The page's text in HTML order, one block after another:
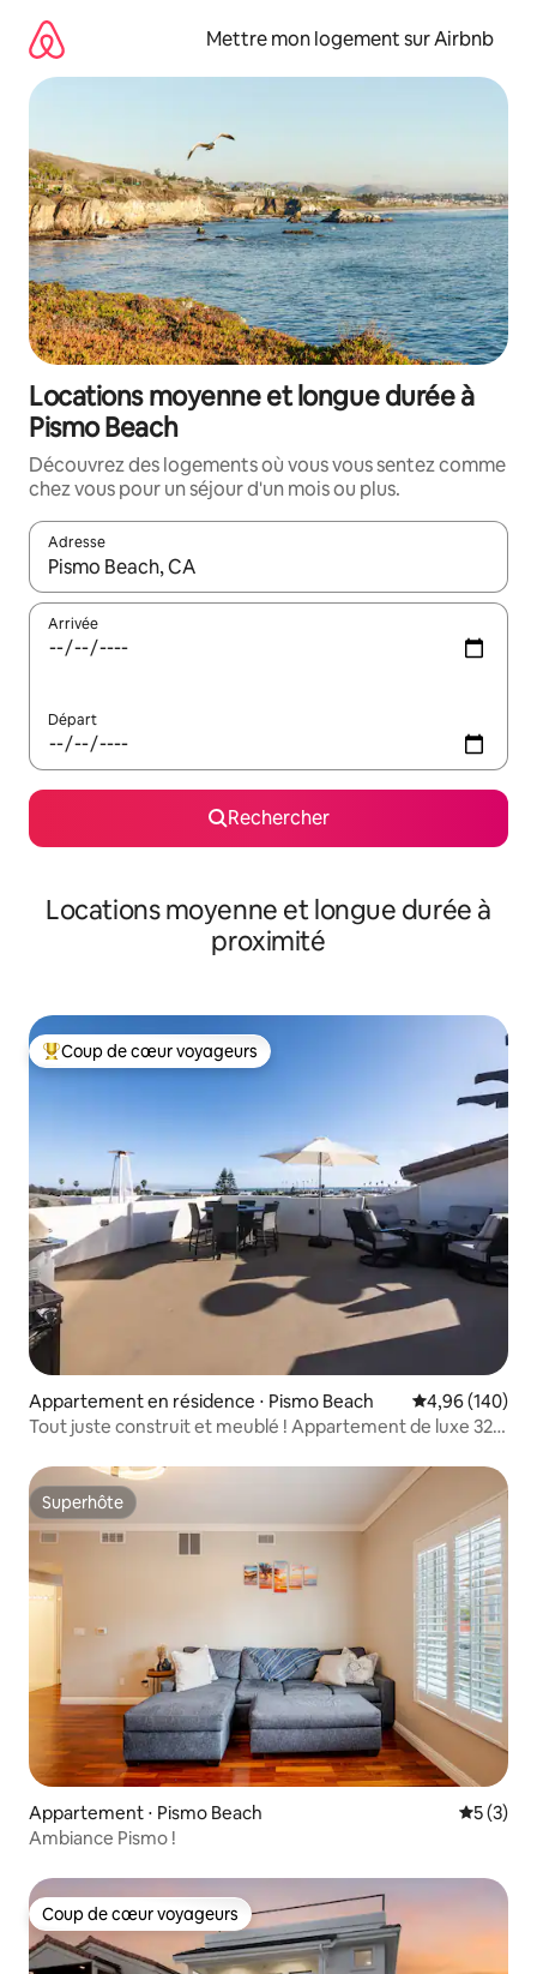
directement
contenu
Mettre mon logement sur Airbnb
Locations moyenne et longue durée à
Pismo Beach
Découvrez des logements où vous vous sentez comme
chez vous pour un séjour d'un mois ou plus.
Adresse
Lorsque les résultats s'affichent, utilisez les flèches vers le
Arrivée
Départ
Rechercher
Locations moyenne et longue durée à
proximité
Coups de cœur voyageurs les plus appréciés
Coup de cœur voyageurs
Appartement en résidence ⋅ Pismo Beach Évaluation
4,96 (140)
Tout juste construit et meublé ! Appartement de luxe 326
Superhôte
Superhôte
Appartement ⋅ Pismo Beach
5 (3)
Ambiance Pismo !
Coup de cœur voyageurs
Coup de cœur voyageurs